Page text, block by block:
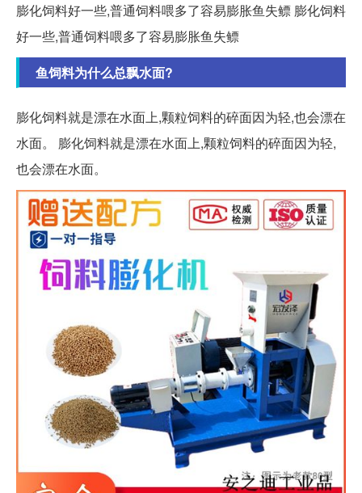
膨化饲料好一些,普通饲料喂多了容易膨胀鱼失鳔 膨化饲料
好一些,普通饲料喂多了容易膨胀鱼失鳔
鱼饲料为什么总飘水面?
膨化饲料就是漂在水面上,颗粒饲料的碎面因为轻,也会漂在
水面。 膨化饲料就是漂在水面上,颗粒饲料的碎面因为轻,
也会漂在水面。